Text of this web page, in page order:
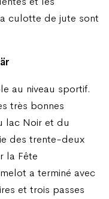
culotte de jute sont
au niveau sportif.
très bonnes
lac Noir et du
des trente-deux
la Fête
a terminé avec
et trois passes